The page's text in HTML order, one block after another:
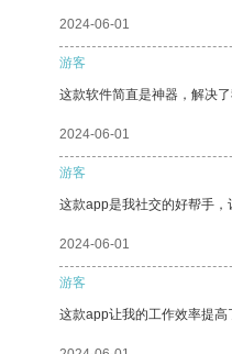
2024-06-01
游客
这款软件简直是神器，解决了
2024-06-01
游客
这款app是我社交的好帮手，
2024-06-01
游客
这款app让我的工作效率提高